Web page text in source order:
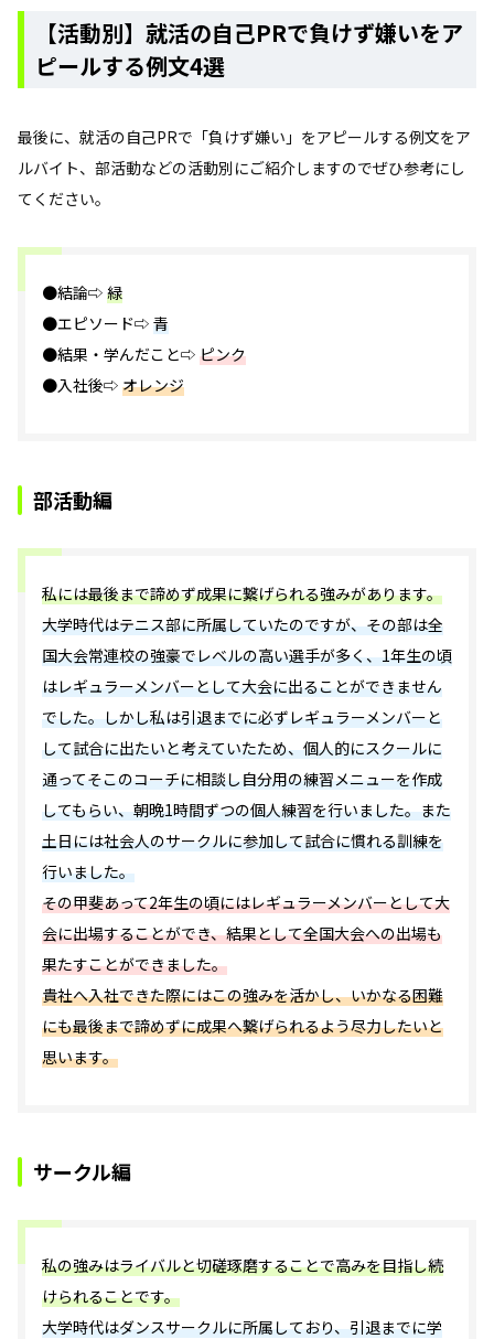
【活動別】就活の自己PRで負けず嫌いをア
ピールする例文4選
最後に、就活の自己PRで「負けず嫌い」をアピールする例文をア
ルバイト、部活動などの活動別にご紹介しますのでぜひ参考にし
てください。
●結論⇨ 緑
●エピソード⇨ 青
●結果・学んだこと⇨ ピンク
●入社後⇨ オレンジ
部活動編
私には最後まで諦めず成果に繋げられる強みがあります。
大学時代はテニス部に所属していたのですが、その部は全
国大会常連校の強豪でレベルの高い選手が多く、1年生の頃
はレギュラーメンバーとして大会に出ることができません
でした。しかし私は引退までに必ずレギュラーメンバーと
して試合に出たいと考えていたため、個人的にスクールに
通ってそこのコーチに相談し自分用の練習メニューを作成
してもらい、朝晩1時間ずつの個人練習を行いました。また
土日には社会人のサークルに参加して試合に慣れる訓練を
行いました。
その甲斐あって2年生の頃にはレギュラーメンバーとして大
会に出場することができ、結果として全国大会への出場も
果たすことができました。
貴社へ入社できた際にはこの強みを活かし、いかなる困難
にも最後まで諦めずに成果へ繋げられるよう尽力したいと
思います。
サークル編
私の強みはライバルと切磋琢磨することで高みを目指し続
けられることです。
大学時代はダンスサークルに所属しており、引退までに学